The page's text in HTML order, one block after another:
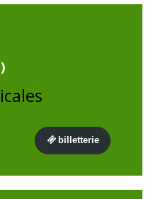
billetterie